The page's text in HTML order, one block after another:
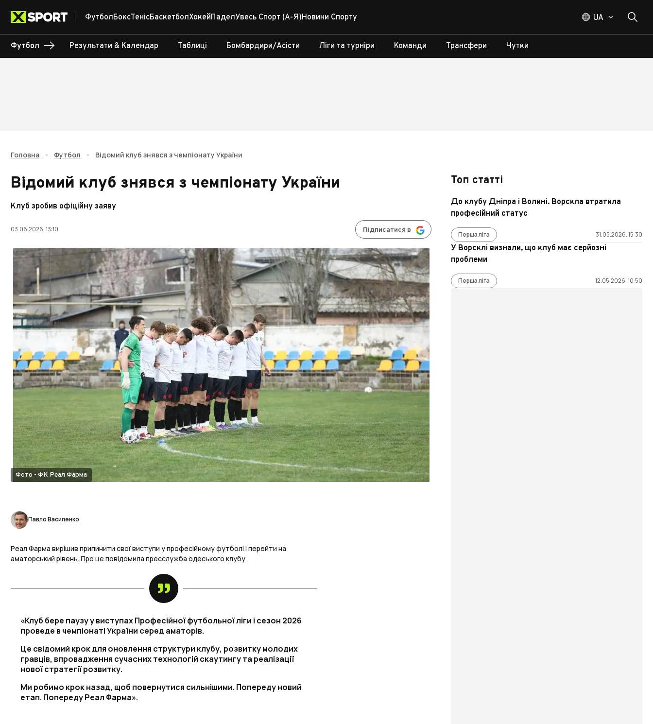
ФутболБоксТенісБаскетболХокейПаделУвесь Спорт (А-Я)Новини Спорту UA
Футбол Результати & Календар Таблиці Бомбардири/Асісти Ліги та турніри Команди Трансфери Чутки
Головна • Футбол • Відомий клуб знявся з чемпіонату України
Відомий клуб знявся з чемпіонату України
Клуб зробив офіційну заяву
03.06.2026, 13:10 Підписатися в
Фото - ФК Реал Фарма
Павло Василенко
Реал Фарма вирішив припинити свої виступи у професійному футболі і перейти на
аматорський рівень. Про це повідомила пресслужба одеського клубу.
«Клуб бере паузу у виступах Професійної футбольної ліги і сезон 2026
проведе в чемпіонаті України серед аматорів.
Це свідомий крок для оновлення структури клубу, розвитку молодих
гравців, впровадження сучасних технологій скаутингу та реалізації
нової стратегії розвитку.
Ми робимо крок назад, щоб повернутися сильнішими. Попереду новий
етап. Попереду Реал Фарма».
Топ статті
До клубу Дніпра і Волині. Ворскла втратила
професійний статус
Перша ліга 31.05.2026, 15:30
У Ворсклі визнали, що клуб має серйозні
проблеми
Перша ліга 12.05.2026, 10:50